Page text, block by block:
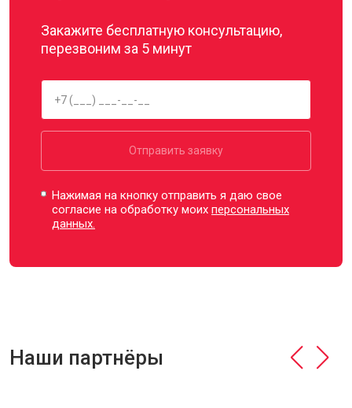
Закажите бесплатную консультацию,
перезвоним за 5 минут
Отправить заявку
Нажимая на кнопку отправить я даю свое
согласие на обработку моихперсональных
данных.
Наши партнёры